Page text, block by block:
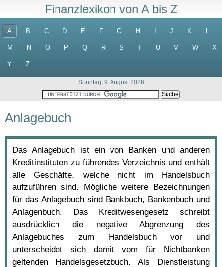
Finanzlexikon von A bis Z
A B C D E F G H J K L
M N O P Q R S T U V W X
Y Z
Sonntag, 9. August 2026
Anlagebuch
Das Anlagebuch ist ein von Banken und anderen
Kreditinstituten zu führendes Verzeichnis und enthält
alle Geschäfte, welche nicht im Handelsbuch
aufzuführen sind. Mögliche weitere Bezeichnungen
für das Anlagebuch sind Bankbuch, Bankenbuch und
Anlagenbuch. Das Kreditwesengesetz schreibt
ausdrücklich die negative Abgrenzung des
Anlagebuches zum Handelsbuch vor und
unterscheidet sich damit vom für Nichtbanken
geltenden Handelsgesetzbuch. Als Dienstleistung